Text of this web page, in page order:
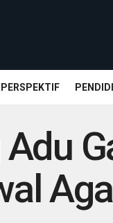
PERSPEKTIF